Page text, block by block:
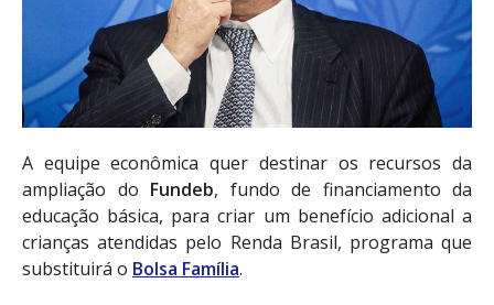
A equipe econômica quer destinar os recursos da
ampliação do Fundeb, fundo de financiamento da
educação básica, para criar um benefício adicional a
crianças atendidas pelo Renda Brasil, programa que
substituirá o Bolsa Família.